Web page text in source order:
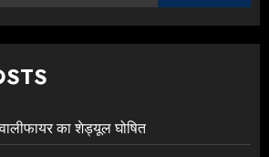
का शेड्यूल घोषित